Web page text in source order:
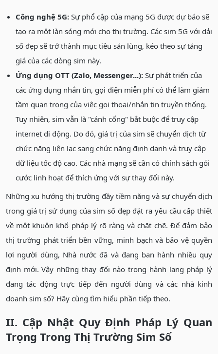
Công nghệ 5G: Sự phổ cập của mạng 5G được dự báo sẽ
tạo ra một làn sóng mới cho thị trường. Các sim 5G với dải
số đẹp sẽ trở thành mục tiêu săn lùng, kéo theo sự tăng
giá của các dòng sim này.
Ứng dụng OTT (Zalo, Messenger...): Sự phát triển của
các ứng dụng nhắn tin, gọi điện miễn phí có thể làm giảm
tầm quan trọng của việc gọi thoại/nhắn tin truyền thống.
Tuy nhiên, sim vẫn là "cánh cổng" bắt buộc để truy cập
internet di động. Do đó, giá trị của sim sẽ chuyển dịch từ
chức năng liên lạc sang chức năng định danh và truy cập
dữ liệu tốc độ cao. Các nhà mạng sẽ cần có chính sách gói
cước linh hoạt để thích ứng với sự thay đổi này.
Những xu hướng thị trường đầy tiềm năng và sự chuyển dịch
trong giá trị sử dụng của sim số đẹp đặt ra yêu cầu cấp thiết
về một khuôn khổ pháp lý rõ ràng và chặt chẽ. Để đảm bảo
thị trường phát triển bền vững, minh bạch và bảo vệ quyền
lợi người dùng, Nhà nước đã và đang ban hành nhiều quy
định mới. Vậy những thay đổi nào trong hành lang pháp lý
đang tác động trực tiếp đến người dùng và các nhà kinh
doanh sim số? Hãy cùng tìm hiểu phần tiếp theo.
II. Cập Nhật Quy Định Pháp Lý Quan
Trọng Trong Thị Trường Sim Số